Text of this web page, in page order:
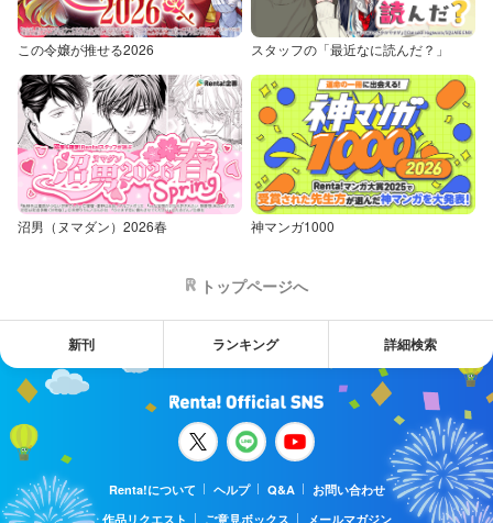
この令嬢が推せる2026 スタッフの「最近なに読んだ？」
沼男（ヌマダン）2026春 神マンガ1000
トップページへ
新刊 ランキング 詳細検索
Renta!について ヘルプ Q&A
お問い合わせ
作品リクエスト
ご意見ボックス メールマガジン